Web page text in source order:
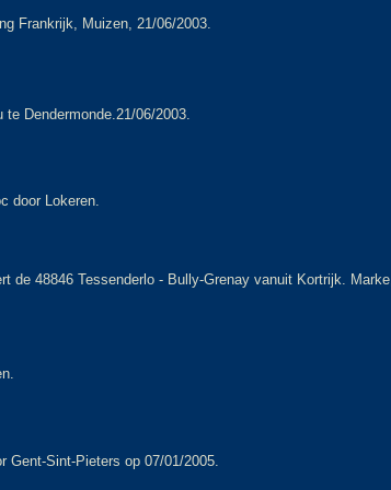
Frankrijk, Muizen, 21/06/2003.
Dendermonde.21/06/2003.
door Lokeren.
de 48846 Tessenderlo - Bully-Grenay vanuit Kortrijk. Marke,
Gent-Sint-Pieters op 07/01/2005.